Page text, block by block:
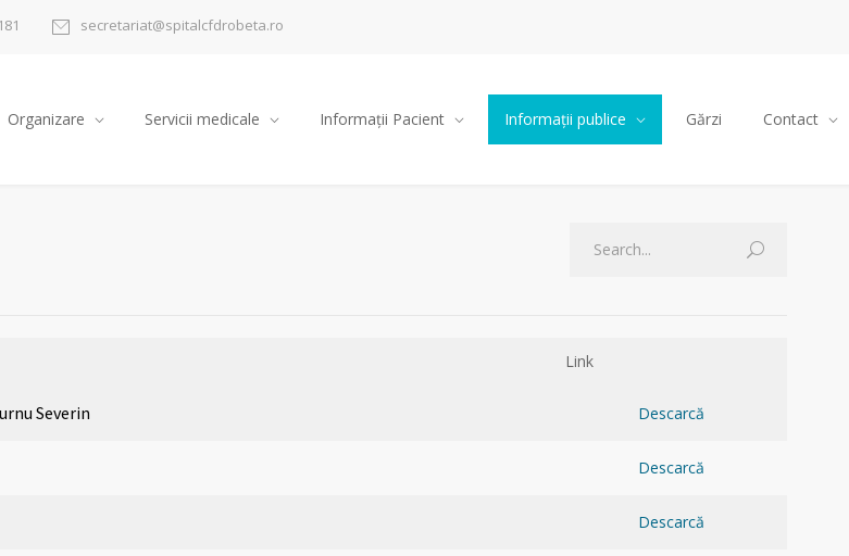
secretariat@spitalcfdrobeta.ro
Organizare Servicii medicale Informații Pacient Informații publice Gărzi Contact
Link
Severin Descarcă
Descarcă
Descarcă